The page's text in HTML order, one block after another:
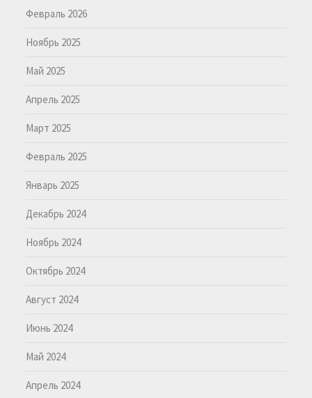
Февраль 2026
Ноябрь 2025
Май 2025
Апрель 2025
Март 2025
Февраль 2025
Январь 2025
Декабрь 2024
Ноябрь 2024
Октябрь 2024
Август 2024
Июнь 2024
Май 2024
Апрель 2024